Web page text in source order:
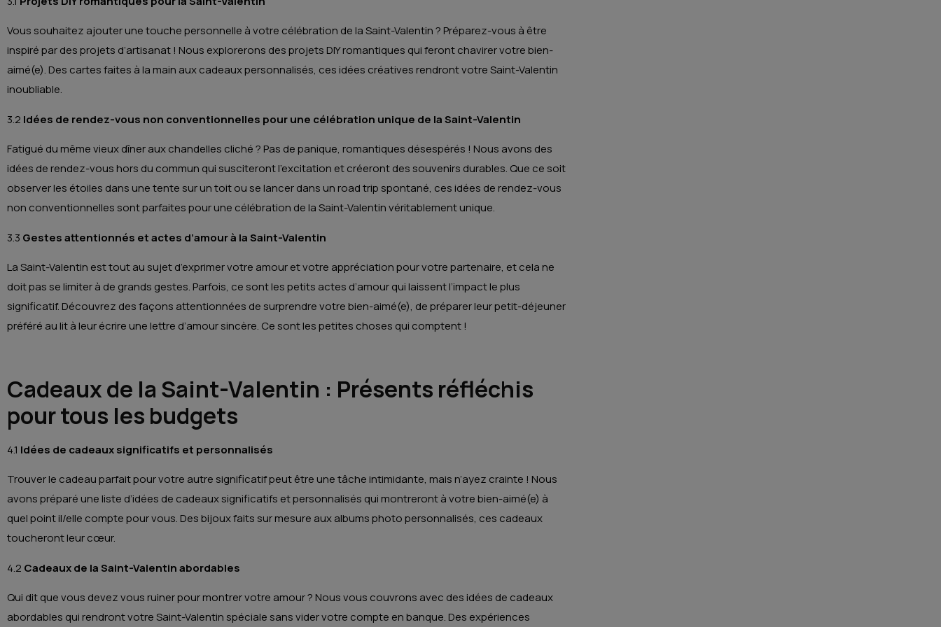
Vous souhaitez ajouter une touche personnelle à votre célébration de la Saint-Valentin ? Préparez-vous à être
inspiré par des projets d’artisanat ! Nous explorerons des projets DIY romantiques qui feront chavirer votre bien-
aimé(e). Des cartes faites à la main aux cadeaux personnalisés, ces idées créatives rendront votre Saint-Valentin
inoubliable.
3.2 Idées de rendez-vous non conventionnelles pour une célébration unique de la Saint-Valentin
Fatigué du même vieux dîner aux chandelles cliché ? Pas de panique, romantiques désespérés ! Nous avons des
idées de rendez-vous hors du commun qui susciteront l’excitation et créeront des souvenirs durables. Que ce soit
observer les étoiles dans une tente sur un toit ou se lancer dans un road trip spontané, ces idées de rendez-vous
non conventionnelles sont parfaites pour une célébration de la Saint-Valentin véritablement unique.
3.3 Gestes attentionnés et actes d’amour à la Saint-Valentin
La Saint-Valentin est tout au sujet d’exprimer votre amour et votre appréciation pour votre partenaire, et cela ne
doit pas se limiter à de grands gestes. Parfois, ce sont les petits actes d’amour qui laissent l’impact le plus
significatif. Découvrez des façons attentionnées de surprendre votre bien-aimé(e), de préparer leur petit-déjeuner
préféré au lit à leur écrire une lettre d’amour sincère. Ce sont les petites choses qui comptent !
Cadeaux de la Saint-Valentin : Présents réfléchis
pour tous les budgets
4.1 Idées de cadeaux significatifs et personnalisés
Trouver le cadeau parfait pour votre autre significatif peut être une tâche intimidante, mais n’ayez crainte ! Nous
avons préparé une liste d’idées de cadeaux significatifs et personnalisés qui montreront à votre bien-aimé(e) à
quel point il/elle compte pour vous. Des bijoux faits sur mesure aux albums photo personnalisés, ces cadeaux
toucheront leur cœur.
4.2 Cadeaux de la Saint-Valentin abordables
Qui dit que vous devez vous ruiner pour montrer votre amour ? Nous vous couvrons avec des idées de cadeaux
abordables qui rendront votre Saint-Valentin spéciale sans vider votre compte en banque. Des expériences